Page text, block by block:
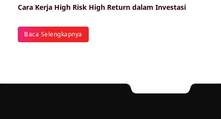
Cara Kerja High Risk High Return dalam Investasi
Baca Selengkapnya